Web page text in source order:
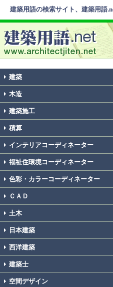
建築用語の検索サイト、建築用語
建築
木造
建築施工
積算
インテリアコーディネーター
福祉住環境コーディネーター
色彩・カラーコーディネーター
ＣＡＤ
土木
日本建築
西洋建築
建築士
空間デザイン